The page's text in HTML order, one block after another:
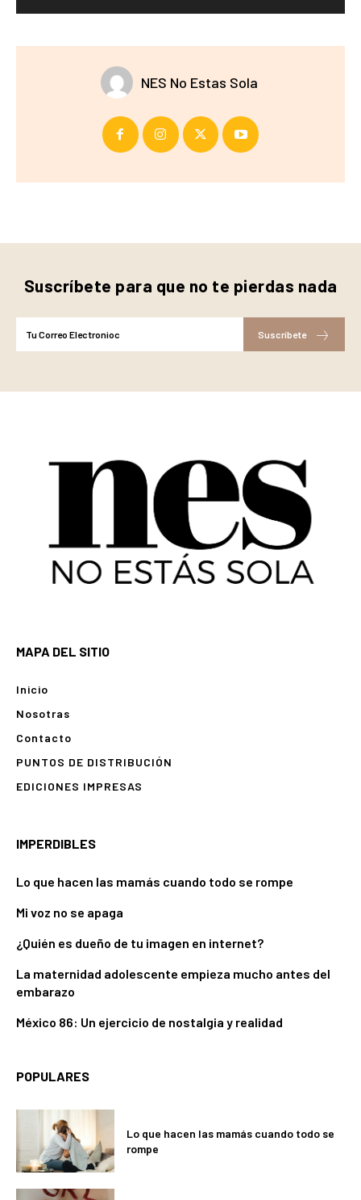
NES No Estas Sola
Suscríbete para que no te pierdas nada
Suscríbete
MAPA DEL SITIO
Inicio
Nosotras
Contacto
PUNTOS DE DISTRIBUCIÓN
EDICIONES IMPRESAS
IMPERDIBLES
Lo que hacen las mamás cuando todo se rompe
Mi voz no se apaga
¿Quién es dueño de tu imagen en internet?
La maternidad adolescente empieza mucho antes del
embarazo
México 86: Un ejercicio de nostalgia y realidad
POPULARES
Lo que hacen las mamás cuando todo se
rompe